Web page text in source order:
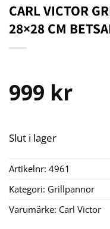
CARL VICTOR
28×28 CM
999 kr
Slut i lager
Artikelnr: 4961
Kategori: Grillpannor
Varumärke: Carl Victor